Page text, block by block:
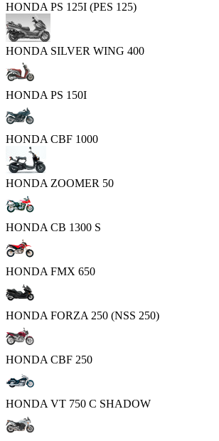
HONDA PS 125I (PES 125)
HONDA SILVER WING 400
HONDA PS 150I
HONDA CBF 1000
HONDA ZOOMER 50
HONDA CB 1300 S
HONDA FMX 650
HONDA FORZA 250 (NSS 250)
HONDA CBF 250
HONDA VT 750 C SHADOW